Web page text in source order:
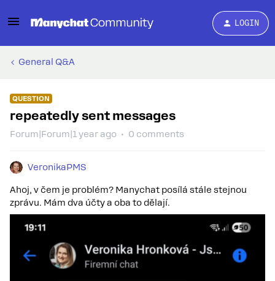
LOGIN
General Q&A
QUESTION
repeatedly sent messages
Forum|Forum|1 year ago 0 comments
VeronikaPMS
Ahoj, v čem je problém? Manychat posílá stále stejnou
zprávu. Mám dva účty a oba to dělají.